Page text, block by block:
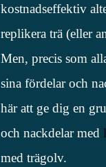
kostnadseffektiv
replikera trä (eller
Men, precis som
sina fördelar och
här att ge dig en
och nackdelar med
med trägolv.